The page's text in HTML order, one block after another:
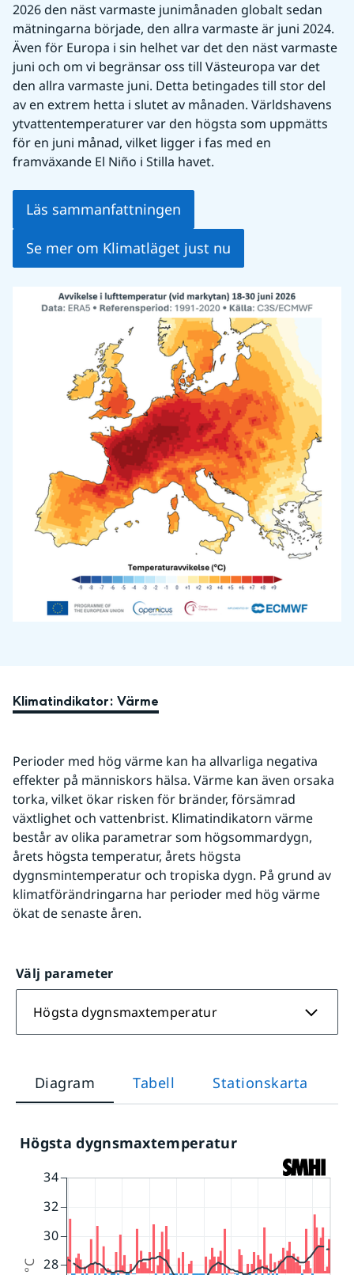
2026 den näst varmaste junimånaden globalt sedan
mätningarna började, den allra varmaste är juni 2024.
Även för Europa i sin helhet var det den näst varmaste
juni och om vi begränsar oss till Västeuropa var det
den allra varmaste juni. Detta betingades till stor del
av en extrem hetta i slutet av månaden. Världshavens
ytvattentemperaturer var den högsta som uppmätts
för en juni månad, vilket ligger i fas med en
framväxande El Niño i Stilla havet.
Läs sammanfattningen
Se mer om Klimatläget just nu
Klimatindikator: Värme
Perioder med hög värme kan ha allvarliga negativa
effekter på människors hälsa. Värme kan även orsaka
torka, vilket ökar risken för bränder, försämrad
växtlighet och vattenbrist. Klimatindikatorn värme
består av olika parametrar som högsommardygn,
årets högsta temperatur, årets högsta
dygnsmintemperatur och tropiska dygn. På grund av
klimatförändringarna har perioder med hög värme
ökat de senaste åren.
Välj parameter
Högsta dygnsmaxtemperatur
Diagram Tabell Stationskarta